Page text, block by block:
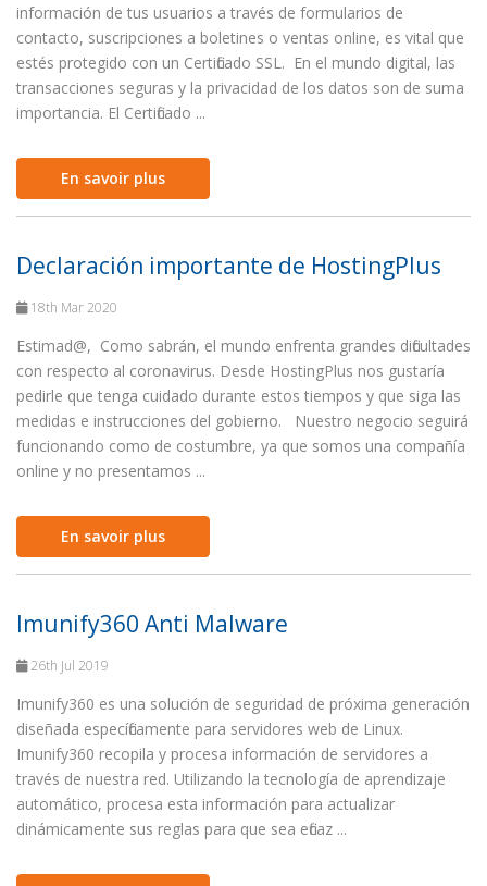
información de tus usuarios a través de formularios de
contacto, suscripciones a boletines o ventas online, es vital que
estés protegido con un Certificado SSL. En el mundo digital, las
transacciones seguras y la privacidad de los datos son de suma
importancia. El Certificado ...
En savoir plus
Declaración importante de HostingPlus
18th Mar 2020
Estimad@, Como sabrán, el mundo enfrenta grandes dificultades
con respecto al coronavirus. Desde HostingPlus nos gustaría
pedirle que tenga cuidado durante estos tiempos y que siga las
medidas e instrucciones del gobierno. Nuestro negocio seguirá
funcionando como de costumbre, ya que somos una compañía
online y no presentamos ...
En savoir plus
Imunify360 Anti Malware
26th Jul 2019
Imunify360 es una solución de seguridad de próxima generación
diseñada específicamente para servidores web de Linux.
Imunify360 recopila y procesa información de servidores a
través de nuestra red. Utilizando la tecnología de aprendizaje
automático, procesa esta información para actualizar
dinámicamente sus reglas para que sea eficaz ...